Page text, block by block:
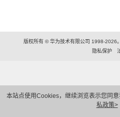
本站点使用Cookies，继续浏览表示您同
私政策>
版权所有 © 华为技术有限公司 1998-2026
隐私保护